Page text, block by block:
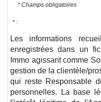
* Champs obligatoires
* :
Les informations
enregistrées dans un
Immo agissant comme
gestion de la clientèle/
qui reste Responsable
personnelles. La base